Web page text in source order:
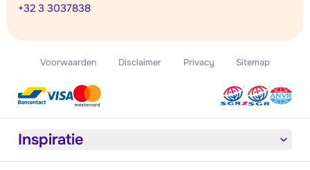
+32 3 3037838
Voorwaarden Disclaimer Privacy Sitemap
Inspiratie